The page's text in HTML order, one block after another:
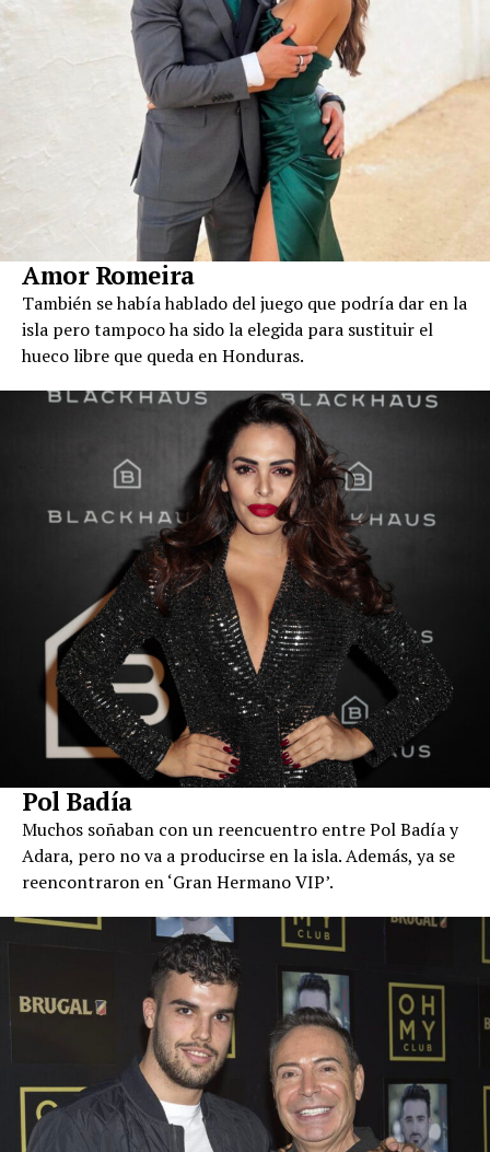
Amor Romeira
También se había hablado del juego que podría dar en la
isla pero tampoco ha sido la elegida para sustituir el
hueco libre que queda en Honduras.
Pol Badía
Muchos soñaban con un reencuentro entre Pol Badía y
Adara, pero no va a producirse en la isla. Además, ya se
reencontraron en ‘Gran Hermano VIP’.